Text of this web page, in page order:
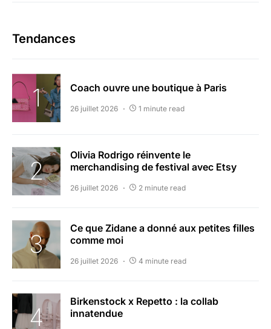
Tendances
Coach ouvre une boutique à Paris
26 juillet 2026 1 minute read
Olivia Rodrigo réinvente le
merchandising de festival avec Etsy
26 juillet 2026 2 minute read
Ce que Zidane a donné aux petites filles
comme moi
26 juillet 2026 4 minute read
Birkenstock x Repetto : la collab
innatendue